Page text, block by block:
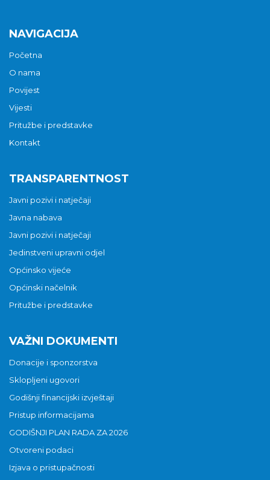
NAVIGACIJA
Početna
O nama
Povijest
Vijesti
Pritužbe i predstavke
Kontakt
TRANSPARENTNOST
Javni pozivi i natječaji
Javna nabava
Javni pozivi i natječaji
Jedinstveni upravni odjel
Općinsko vijeće
Općinski načelnik
Pritužbe i predstavke
VAŽNI DOKUMENTI
Donacije i sponzorstva
Sklopljeni ugovori
Godišnji financijski izvještaji
Pristup informacijama
GODIŠNJI PLAN RADA ZA 2026
Otvoreni podaci
Izjava o pristupačnosti